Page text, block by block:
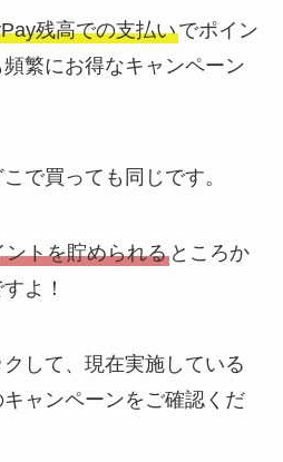
残高での支払いでポイン
繁にお得なキャンペーン
で買っても同じです。
ントを貯められるところか
よ！
して、現在実施している
ャンペーンをご確認くだ